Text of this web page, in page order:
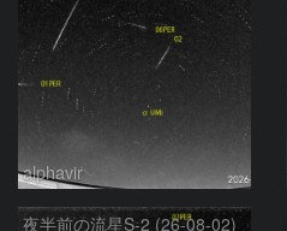
alphavir
夜半前の流星S-2 (26-08-02)